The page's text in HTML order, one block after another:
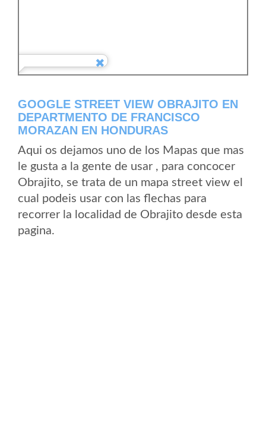
GOOGLE STREET VIEW OBRAJITO EN
DEPARTMENTO DE FRANCISCO
MORAZAN EN HONDURAS
Aqui os dejamos uno de los Mapas que mas
le gusta a la gente de usar , para concocer
Obrajito, se trata de un mapa street view el
cual podeis usar con las flechas para
recorrer la localidad de Obrajito desde esta
pagina.